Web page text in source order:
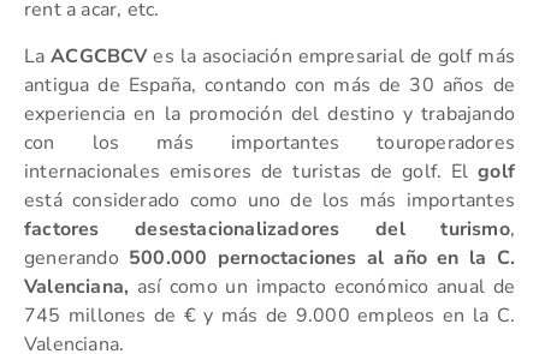
rent a acar, etc.
LaACGCBCVes la asociación empresarial de golf más
antigua de España, contando con más de 30 años de
experiencia en la promoción del destino y trabajando
con los más importantes touroperadores
internacionales emisores de turistas de golf. Elgolf
está considerado como uno de los más importantes
factores desestacionalizadores del turismo,
generando 500.000 pernoctaciones al año en la C.
Valenciana, así como un impacto económico anual de
745 millones de € y más de 9.000 empleos en la C.
Valenciana.